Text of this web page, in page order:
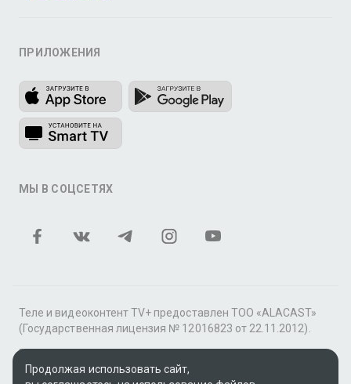
ПРИЛОЖЕНИЯ
МЫ В СОЦСЕТЯХ
Теле и видеоконтент TV+ предоставлен ТОО «ALACAST»
(Государственная лицензия № 12016823 от 22.11.2012).
В рамках услуги «Видео по подписке» для «Пакета
фильмов и сериалов tv+» контент предоставляется
Продолжая использовать сайт,